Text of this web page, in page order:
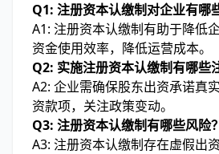
Q1: 注册资本认缴制对企业有哪
A1: 注册资本认缴制有助于降低
资金使用效率，降低运营成本。
Q2: 实施注册资本认缴制有哪些
A2: 企业需确保股东出资承诺真
资款项，关注政策变动。
Q3: 注册资本认缴制有哪些风险？
A3: 注册资本认缴制存在虚假出